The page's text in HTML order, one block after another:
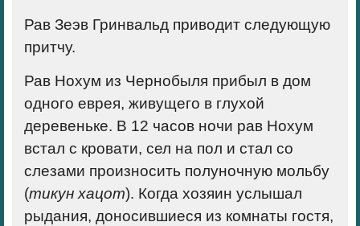
Рав Зеэв Гринвальд приводит следующую
притчу.
Рав Нохум из Чернобыля прибыл в дом
одного еврея, живущего в глухой
деревеньке. В 12 часов ночи рав Нохум
встал с кровати, сел на пол и стал со
слезами произносить полуночную мольбу
(тикун хацот). Когда хозяин услышал
рыдания, доносившиеся из комнаты гостя,